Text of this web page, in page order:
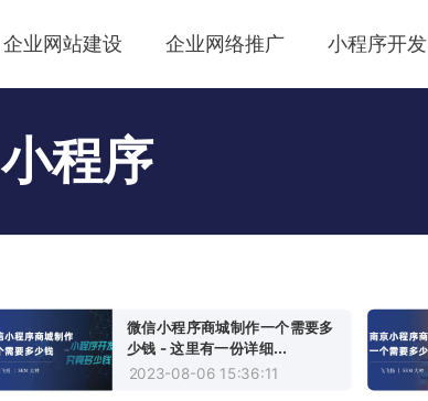
企业网站建设 企业网络推广 小程序开发
小程序
微信小程序商城制作一个需要多
少钱 - 这里有一份详细...
2023-08-06 15:36:11